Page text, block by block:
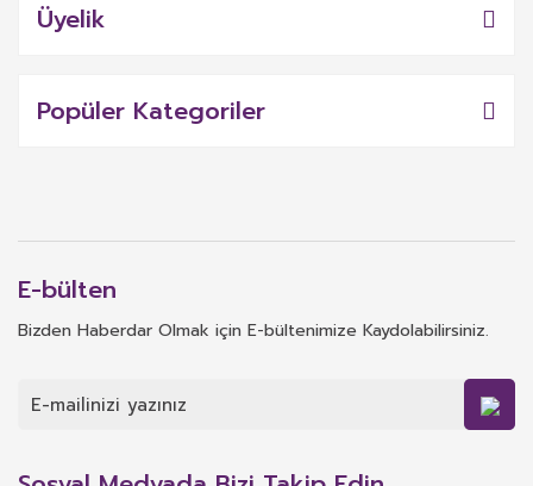
Üyelik
Popüler Kategoriler
E-bülten
Bizden Haberdar Olmak için E-bültenimize Kaydolabilirsiniz.